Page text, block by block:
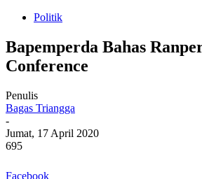
Politik
Bapemperda Bahas
Conference
Penulis
Bagas Triangga
-
Jumat, 17 April 2020
695
Facebook